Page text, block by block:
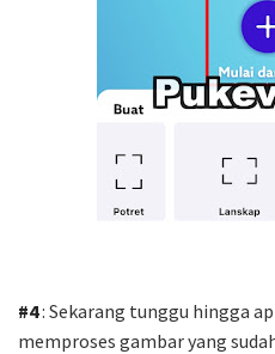
#4: Sekarang tunggu hingga
memproses gambar yang